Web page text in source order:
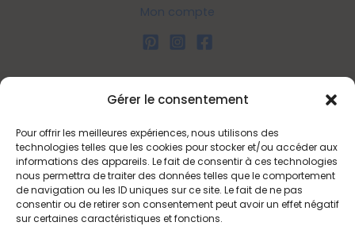
Gérer le consentement
Pour offrir les meilleures expériences, nous utilisons des
technologies telles que les cookies pour stocker et/ou accéder aux
informations des appareils. Le fait de consentir à ces technologies
nous permettra de traiter des données telles que le comportement
de navigation ou les ID uniques sur ce site. Le fait de ne pas
consentir ou de retirer son consentement peut avoir un effet négatif
sur certaines caractéristiques et fonctions.
Mon compte
Liens utiles
Politique d’expédition
Politique de confidentialité
Politique de remboursements
Conditions générales de vente et d’utilisation